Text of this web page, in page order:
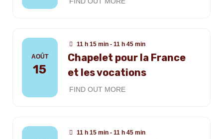
AOÛT
15
11 h 15 min - 11 h 45 min
Chapelet pour la France
et les vocations
FIND OUT MORE
11 h 15 min - 11 h 45 min